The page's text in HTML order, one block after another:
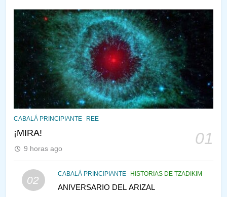
CABALÁ PRINCIPIANTE REE
¡MIRA! 01
9 horas ago
02
CABALÁ PRINCIPIANTE HISTORIAS DE TZADIKIM
ANIVERSARIO DEL ARIZAL
¿QUIÉN ES SABIO? EL QUE
VE LO QUE VA A NACER
PENSAMIENTO JUDÍO PIRKEI AVOT
145
CABALÁ Y JASIDUT: EL
CONSEJO DE LOS PADRES
146